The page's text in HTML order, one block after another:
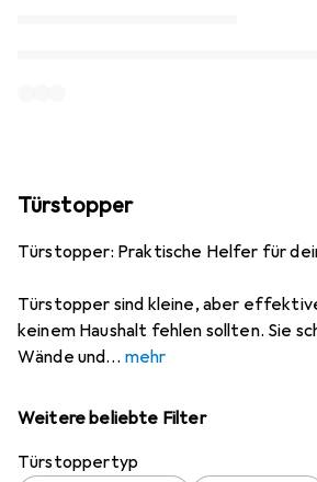
Türstopper
Türstopper: Praktische Helfer für
Türstopper sind kleine, aber
keinem Haushalt fehlen sollten. Sie
Wände und
mehr
Weitere beliebte Filter
Türstoppertyp